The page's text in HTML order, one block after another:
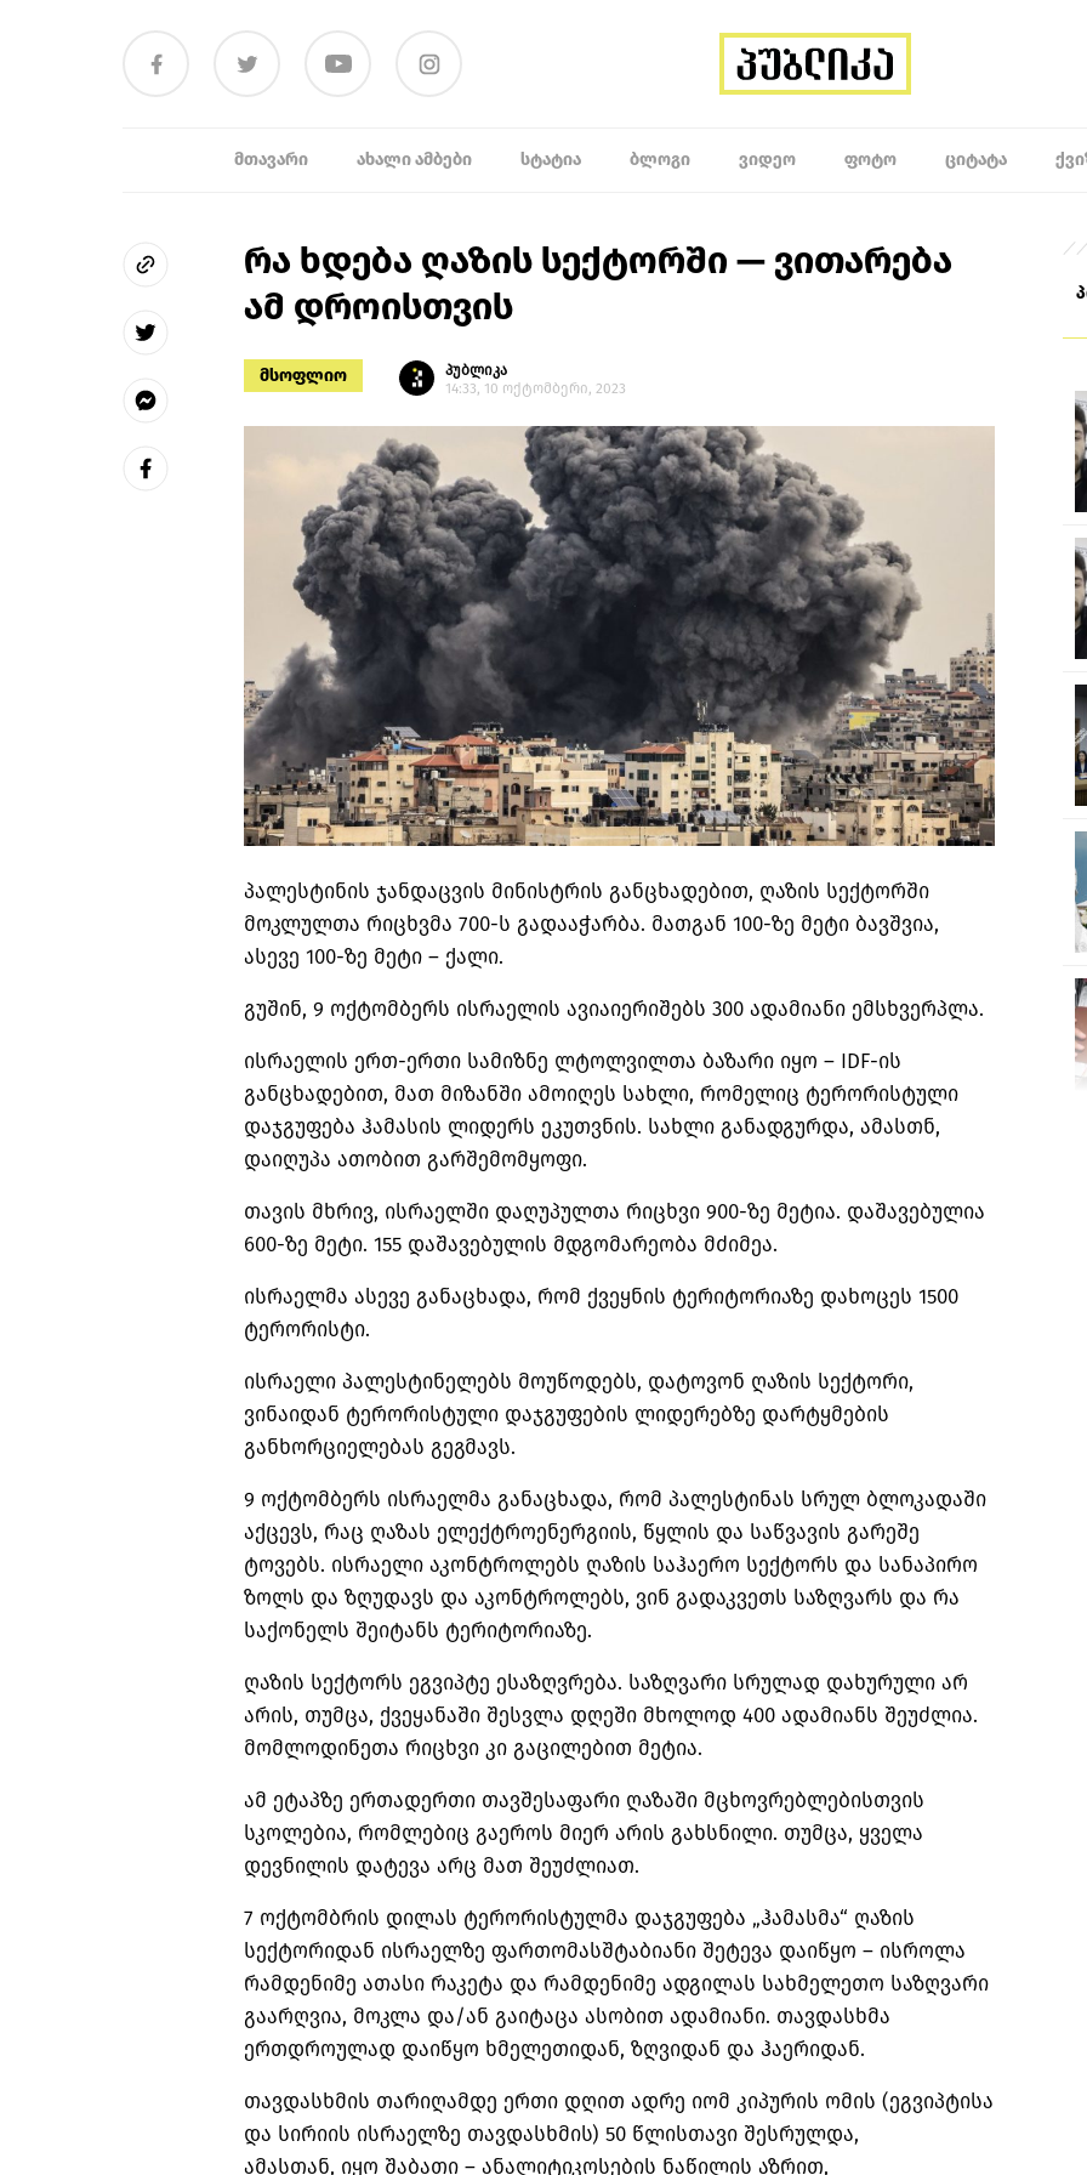
ᲛᲗᲐᲕᲐᲠᲘ ᲐᲮᲐᲚᲘ ᲐᲛᲑᲔᲑᲘ ᲡᲢᲐᲢᲘᲐ ᲑᲚᲝᲒᲘ ᲕᲘᲓᲔᲝ ᲤᲝᲢᲝ ᲪᲘᲢᲐᲢᲐ
რა ხდება ღაზის სექტორში — ვითარება
ამ დროისთვის
მსოფლიო
პუბლიკა
14:33, 10 ოქტომბერი, 2023
პალესტინის ჯანდაცვის მინისტრის განცხადებით, ღაზის სექტორში
მოკლულთა რიცხვმა 700-ს გადააჭარბა. მათგან 100-ზე მეტი ბავშვია,
ასევე 100-ზე მეტი – ქალი.
გუშინ, 9 ოქტომბერს ისრაელის ავიაიერიშებს 300 ადამიანი ემსხვერპლა.
ისრაელის ერთ-ერთი სამიზნე ლტოლვილთა ბაზარი იყო – IDF-ის
განცხადებით, მათ მიზანში ამოიღეს სახლი, რომელიც ტერორისტული
დაჯგუფება ჰამასის ლიდერს ეკუთვნის. სახლი განადგურდა, ამასთნ,
დაიღუპა ათობით გარშემომყოფი.
თავის მხრივ, ისრაელში დაღუპულთა რიცხვი 900-ზე მეტია. დაშავებულია
600-ზე მეტი. 155 დაშავებულის მდგომარეობა მძიმეა.
ისრაელმა ასევე განაცხადა, რომ ქვეყნის ტერიტორიაზე დახოცეს 1500
ტერორისტი.
ისრაელი პალესტინელებს მოუწოდებს, დატოვონ ღაზის სექტორი,
ვინაიდან ტერორისტული დაჯგუფების ლიდერებზე დარტყმების
განხორციელებას გეგმავს.
9 ოქტომბერს ისრაელმა განაცხადა, რომ პალესტინას სრულ ბლოკადაში
აქცევს, რაც ღაზას ელექტროენერგიის, წყლის და საწვავის გარეშე
ტოვებს. ისრაელი აკონტროლებს ღაზის საჰაერო სექტორს და სანაპირო
ზოლს და ზღუდავს და აკონტროლებს, ვინ გადაკვეთს საზღვარს და რა
საქონელს შეიტანს ტერიტორიაზე.
ღაზის სექტორს ეგვიპტე ესაზღვრება. საზღვარი სრულად დახურული არ
არის, თუმცა, ქვეყანაში შესვლა დღეში მხოლოდ 400 ადამიანს შეუძლია.
მომლოდინეთა რიცხვი კი გაცილებით მეტია.
ამ ეტაპზე ერთადერთი თავშესაფარი ღაზაში მცხოვრებლებისთვის
სკოლებია, რომლებიც გაეროს მიერ არის გახსნილი. თუმცა, ყველა
დევნილის დატევა არც მათ შეუძლიათ.
7 ოქტომბრის დილას ტერორისტულმა დაჯგუფება „ჰამასმა“ ღაზის
სექტორიდან ისრაელზე ფართომასშტაბიანი შეტევა დაიწყო – ისროლა
რამდენიმე ათასი რაკეტა და რამდენიმე ადგილას სახმელეთო საზღვარი
გაარღვია, მოკლა და/ან გაიტაცა ასობით ადამიანი. თავდასხმა
ერთდროულად დაიწყო ხმელეთიდან, ზღვიდან და ჰაერიდან.
თავდასხმის თარიღამდე ერთი დღით ადრე იომ კიპურის ომის (ეგვიპტისა
და სირიის ისრაელზე თავდასხმის) 50 წლისთავი შესრულდა,
ამასთან, იყო შაბათი – ანალიტიკოსების ნაწილის აზრით,